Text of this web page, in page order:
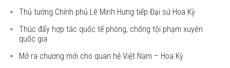
Thủ tướng Chính phủ Lê Minh Hưng tiếp Đại sứ Hoa Kỳ
Thúc đẩy hợp tác quốc tế phòng, chống tội phạm xuyên
quốc gia
Mở ra chương mới cho quan hệ Việt Nam – Hoa Kỳ